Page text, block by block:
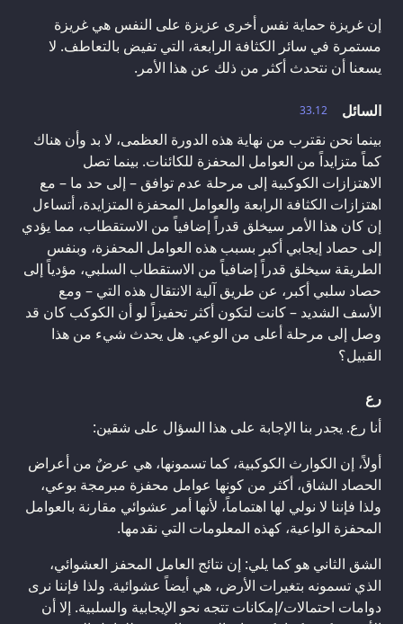
إن غريزة حماية نفس أخرى عزيزة على النفس هي غريزة
مستمرة في سائر الكثافة الرابعة، التي تفيض بالتعاطف. لا
يسعنا أن نتحدث أكثر من ذلك عن هذا الأمر.
33.12
السائل
بينما نحن نقترب من نهاية هذه الدورة العظمى، لا بد وأن هناك
كماً متزايداً من العوامل المحفزة للكائنات. بينما تصل
الاهتزازات الكوكبية إلى مرحلة عدم توافق – إلى حد ما – مع
اهتزازات الكثافة الرابعة والعوامل المحفزة المتزايدة، أتساءل
إن كان هذا الأمر سيخلق قدراً إضافياً من الاستقطاب، مما يؤدي
إلى حصاد إيجابي أكبر بسبب هذه العوامل المحفزة، وبنفس
الطريقة سيخلق قدراً إضافياً من الاستقطاب السلبي، مؤدياً إلى
حصاد سلبي أكبر، عن طريق آلية الانتقال هذه التي – ومع
الأسف الشديد – كانت لتكون أكثر تحفيزاً لو أن الكوكب كان قد
وصل إلى مرحلة أعلى من الوعي. هل يحدث شيء من هذا
القبيل؟
رع
أنا رع. يجدر بنا الإجابة على هذا السؤال على شقين:
أولاً، إن الكوارث الكوكبية، كما تسمونها، هي عرضٌ من أعراض
الحصاد الشاق، أكثر من كونها عوامل محفزة مبرمجة بوعي،
ولذا فإننا لا نولي لها اهتماماً، لأنها أمر عشوائي مقارنة بالعوامل
المحفزة الواعية، كهذه المعلومات التي نقدمها.
الشق الثاني هو كما يلي: إن نتائج العامل المحفز العشوائي،
الذي تسمونه بتغيرات الأرض، هي أيضاً عشوائية. ولذا فإننا نرى
دوامات احتمالات/إمكانات تتجه نحو الإيجابية والسلبية. إلا أن